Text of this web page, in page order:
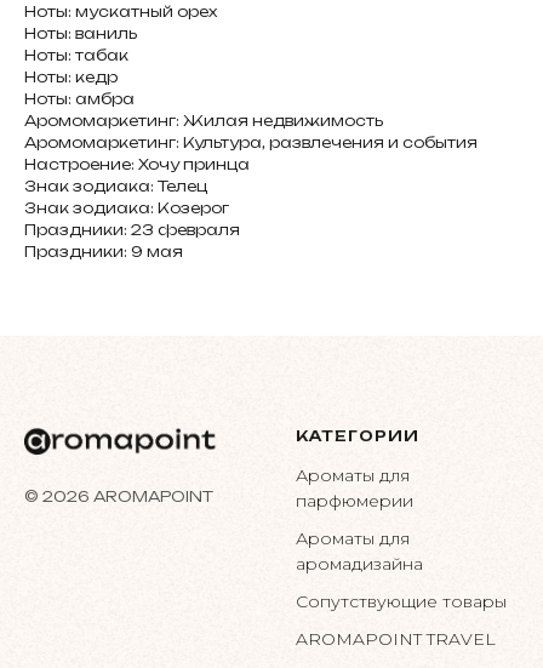
Ноты: мускатный орех
Ноты: ваниль
Ноты: табак
Ноты: кедр
Ноты: амбра
Аромомаркетинг: Жилая недвижимость
Аромомаркетинг: Культура, развлечения и события
Настроение: Хочу принца
Знак зодиака: Телец
Знак зодиака: Козерог
Праздники: 23 февраля
Праздники: 9 мая
© 2026 AROMAPOINT
КАТЕГОРИИ
Ароматы для
парфюмерии
Ароматы для
аромадизайна
Сопутствующие товары
AROMAPOINT TRAVEL